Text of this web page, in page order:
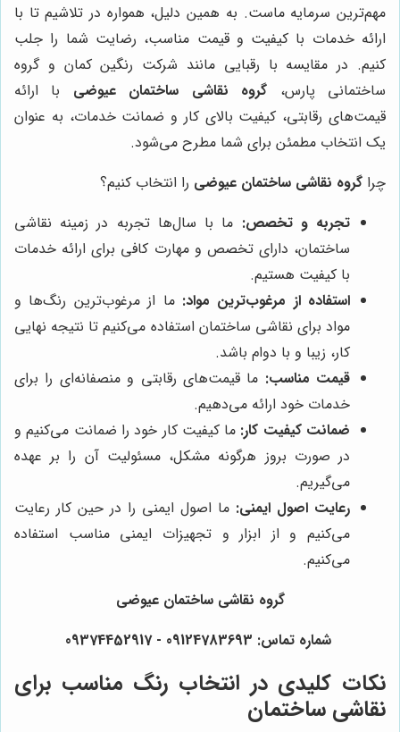
مهم‌ترین سرمایه ماست. به همین دلیل، همواره در تلاشیم تا با
ارائه خدمات با کیفیت و قیمت مناسب، رضایت شما را جلب
کنیم. در مقایسه با رقبایی مانند شرکت رنگین کمان و گروه
ساختمانی پارس، گروه نقاشی ساختمان عیوضی با ارائه
قیمت‌های رقابتی، کیفیت بالای کار و ضمانت خدمات، به عنوان
یک انتخاب مطمئن برای شما مطرح می‌شود.
چرا گروه نقاشی ساختمان عیوضی را انتخاب کنیم؟
تجربه و تخصص: ما با سال‌ها تجربه در زمینه نقاشی
ساختمان، دارای تخصص و مهارت کافی برای ارائه خدمات
با کیفیت هستیم.
استفاده از مرغوب‌ترین مواد: ما از مرغوب‌ترین رنگ‌ها و
مواد برای نقاشی ساختمان استفاده می‌کنیم تا نتیجه نهایی
کار، زیبا و با دوام باشد.
قیمت مناسب: ما قیمت‌های رقابتی و منصفانه‌ای را برای
خدمات خود ارائه می‌دهیم.
ضمانت کیفیت کار: ما کیفیت کار خود را ضمانت می‌کنیم و
در صورت بروز هرگونه مشکل، مسئولیت آن را بر عهده
می‌گیریم.
رعایت اصول ایمنی: ما اصول ایمنی را در حین کار رعایت
می‌کنیم و از ابزار و تجهیزات ایمنی مناسب استفاده
می‌کنیم.
گروه نقاشی ساختمان عیوضی
شماره تماس: 09124783693 - 09374452917
نکات کلیدی در انتخاب رنگ مناسب برای
نقاشی ساختمان